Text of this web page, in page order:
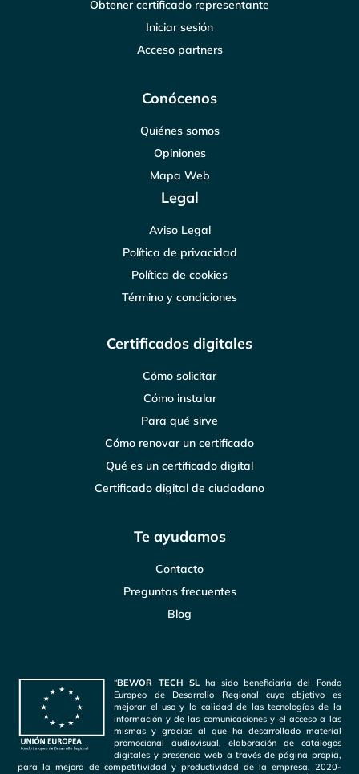
Obtener certificado representante
Iniciar sesión
Acceso partners
Conócenos
Quiénes somos
Opiniones
Mapa Web
Legal
Aviso Legal
Política de privacidad
Política de cookies
Término y condiciones
Certificados digitales
Cómo solicitar
Cómo instalar
Para qué sirve
Cómo renovar un certificado
Qué es un certificado digital
Certificado digital de ciudadano
Te ayudamos
Contacto
Preguntas frecuentes
Blog
“BEWOR TECH SLha sido beneficiaria del Fondo
Europeo de Desarrollo Regional cuyo objetivo es
mejorar el uso y la calidad de las tecnologías de la
información y de las comunicaciones y el acceso a las
mismas y gracias al que ha desarrollado material
promocional audiovisual, elaboración de catálogos
digitales y presencia web a través de página propia,
para la mejora de competitividad y productividad de la empresa. 2020-